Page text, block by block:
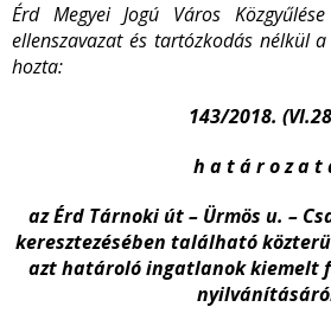
Érd Megyei Jogú Város
ellenszavazat és tartózkodás nélkül
hozta:
143/2018.
h a t á r o z a t
az Érd Tárnoki út – Ürmös u. –
keresztezésében található
azt határoló ingatlanok kiemelt